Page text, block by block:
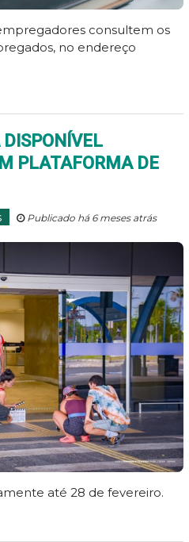
consultem os
no endereço
DISPONÍVEL
PLATAFORMA DE
Publicado há 6 meses atrás
até 28 de fevereiro.